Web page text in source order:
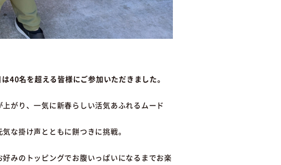
40名を超える皆様にご参加いただきました。
がり、一気に新春らしい活気あふれるムード
な掛け声とともに餅つきに挑戦。
みのトッピングでお腹いっぱいになるまでお楽